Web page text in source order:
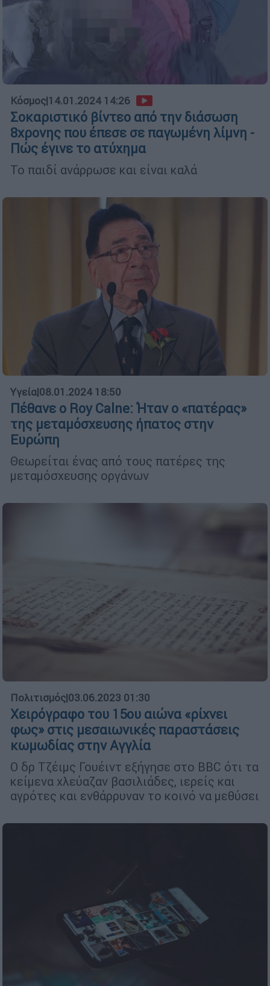
Κόσμος|14.01.2024 14:26
Σοκαριστικό βίντεο από την διάσωση
8χρονης που έπεσε σε παγωμένη λίμνη -
Πώς έγινε το ατύχημα
Το παιδί ανάρρωσε και είναι καλά
Υγεία|08.01.2024 18:50
Πέθανε ο Roy Calne: Ήταν ο «πατέρας»
της μεταμόσχευσης ήπατος στην
Ευρώπη
Θεωρείται ένας από τους πατέρες της
μεταμόσχευσης οργάνων
Πολιτισμός|03.06.2023 01:30
Χειρόγραφο του 15ου αιώνα «ρίχνει
φως» στις μεσαιωνικές παραστάσεις
κωμωδίας στην Αγγλία
Ο δρ Τζέιμς Γουέιντ εξήγησε στο BBC ότι τα
κείμενα χλεύαζαν βασιλιάδες, ιερείς και
αγρότες και ενθάρρυναν το κοινό να μεθύσει